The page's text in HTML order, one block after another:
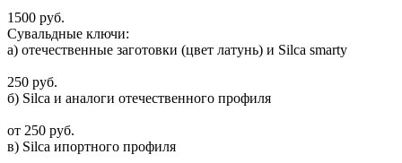
1500 руб.
Сувальдные ключи:
а) отечественные заготовки (цвет латунь) и Silca smarty
250 руб.
б) Silca и аналоги отечественного профиля
от 250 руб.
в) Silca ипортного профиля